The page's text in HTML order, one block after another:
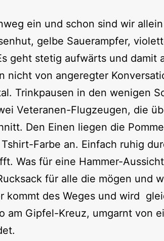
ein und schon sind wir
gelbe Sauerampfer,
geht stetig aufwärts und damit
nicht von angeregter
Trinkpausen in den wenigen
Veteranen-Flugzeugen, die
Den Einen liegen die
Farbe an. Einfach ruhig
Was für eine Hammer-
für alle die mögen und
kommt des Weges und wird
am Gipfel-Kreuz, umgarnt von